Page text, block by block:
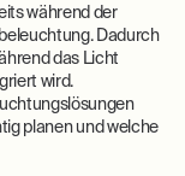
während der
Dadurch
das Licht
wird.
planen und welche